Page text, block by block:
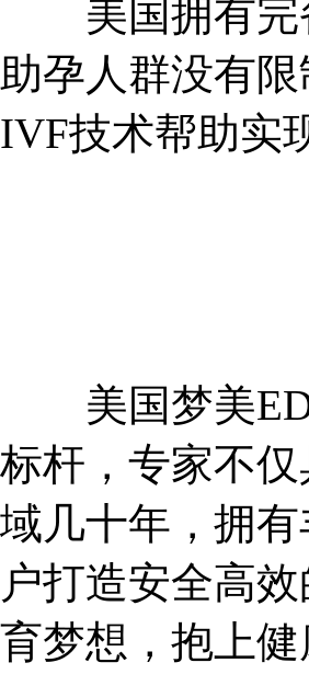
美国拥有完
助孕人群没有
IVF技术帮助实
美国梦美
标杆，专家不
域几十年，拥
户打造安全高
育梦想，抱上